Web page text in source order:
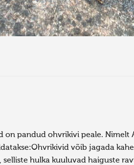
on pandud ohvrikivi peale. Nimelt
võib jagada
hulka kuuluvad haiguste